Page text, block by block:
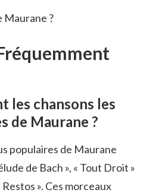
les chansons les
de Maurane ?
populaires de Maurane
de Bach », « Tout Droit »
». Ces morceaux